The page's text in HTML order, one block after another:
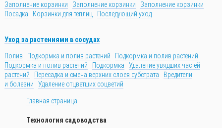
Заполнение корзинки
Заполнение корзинки
Заполнение корзинки
Посадка
Корзинки для теплиц Последующий уход
Уход за растениями в сосудах
Полив Подкормка и полив растений
Подкормка и полив растений
Подкормка и полив растений
Подкормка
Удаление увядших частей
растений
Пересадка и смена верхних слоев субстрата
Вредители
и болезни
Удаление отцветших соцветий
Главная страница
Технология садоводства